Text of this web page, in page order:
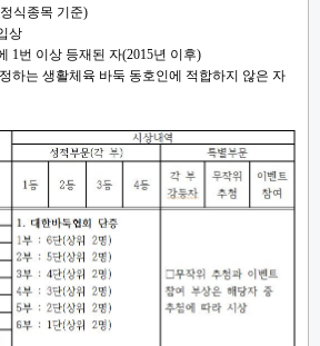
식종목 기준)
상
1번 이상 등재된 자(2015년 이후)
하는 생활체육 바둑 동호인에 적합하지 않은 자